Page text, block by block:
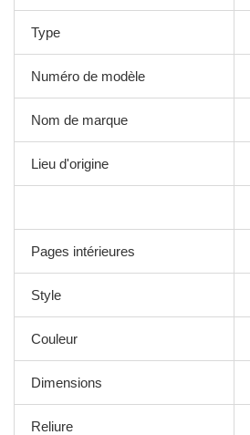
Type
Numéro de modèle
Nom de marque
Lieu d'origine
Pages intérieures
Style
Couleur
Dimensions
Reliure